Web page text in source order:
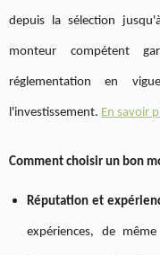
depuis la sélection
monteur compétent
réglementation en
l'investissement. En savoir
Comment choisir un bon
Réputation et
expériences, de